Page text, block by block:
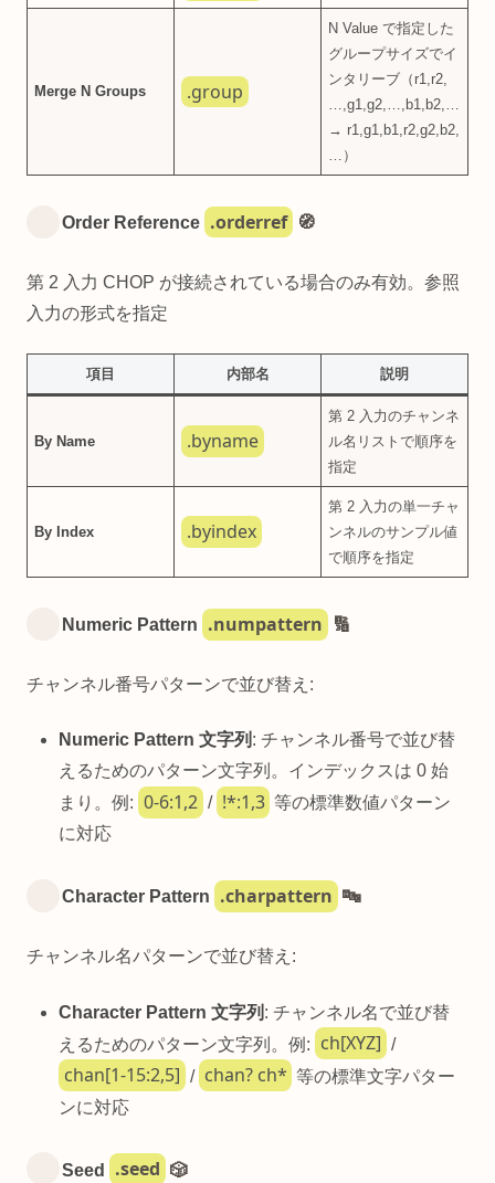
Merge N Groups .group
N Value で指定した
グループサイズでイ
ンタリーブ（r1,r2,
…,g1,g2,…,b1,b2,…
→ r1,g1,b1,r2,g2,b2,
…）
Order Reference .orderref 🧭
第 2 入力 CHOP が接続されている場合のみ有効。参照
入力の形式を指定
項目 内部名 説明
By Name .byname
第 2 入力のチャンネ
ル名リストで順序を
指定
By Index .byindex
第 2 入力の単一チャ
ンネルのサンプル値
で順序を指定
Numeric Pattern .numpattern 🔢
チャンネル番号パターンで並び替え:
Numeric Pattern 文字列 : チャンネル番号で並び替
えるためのパターン文字列。インデックスは 0 始
まり。例: 0-6:1,2 / !*:1,3 等の標準数値パターン
に対応
Character Pattern .charpattern 🔤
チャンネル名パターンで並び替え:
Character Pattern 文字列 : チャンネル名で並び替
えるためのパターン文字列。例:
ch[XYZ] /
chan[1-15:2,5] / chan? ch* 等の標準文字パター
ンに対応
Seed .seed 🎲